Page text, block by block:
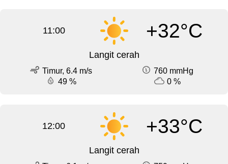
11:00 +32°C
Langit cerah
Timur, 6.4 m/s
760 mmHg
49 %
0 %
12:00 +33°C
Langit cerah